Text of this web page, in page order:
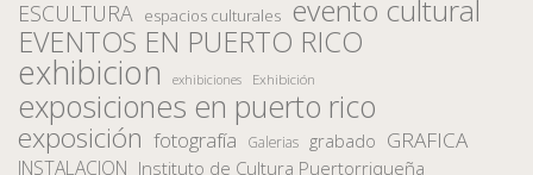
ESCULTURA espacios culturales evento cultural
EVENTOS EN PUERTO RICO
exhibicion exhibiciones Exhibición
exposiciones en puerto rico
exposición fotografía Galerias grabado GRAFICA
INSTALACION Instituto de Cultura Puertorriqueña